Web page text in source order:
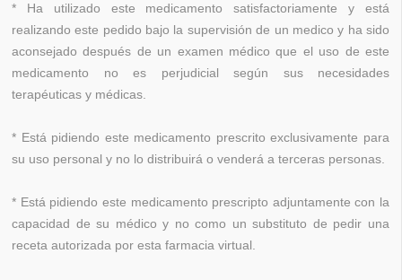
* Ha utilizado este medicamento satisfactoriamente y está
realizando este pedido bajo la supervisión de un medico y ha sido
aconsejado después de un examen médico que el uso de este
medicamento no es perjudicial según sus necesidades
terapéuticas y médicas.
* Está pidiendo este medicamento prescrito exclusivamente para
su uso personal y no lo distribuirá o venderá a terceras personas.
* Está pidiendo este medicamento prescripto adjuntamente con la
capacidad de su médico y no como un substituto de pedir una
receta autorizada por esta farmacia virtual.